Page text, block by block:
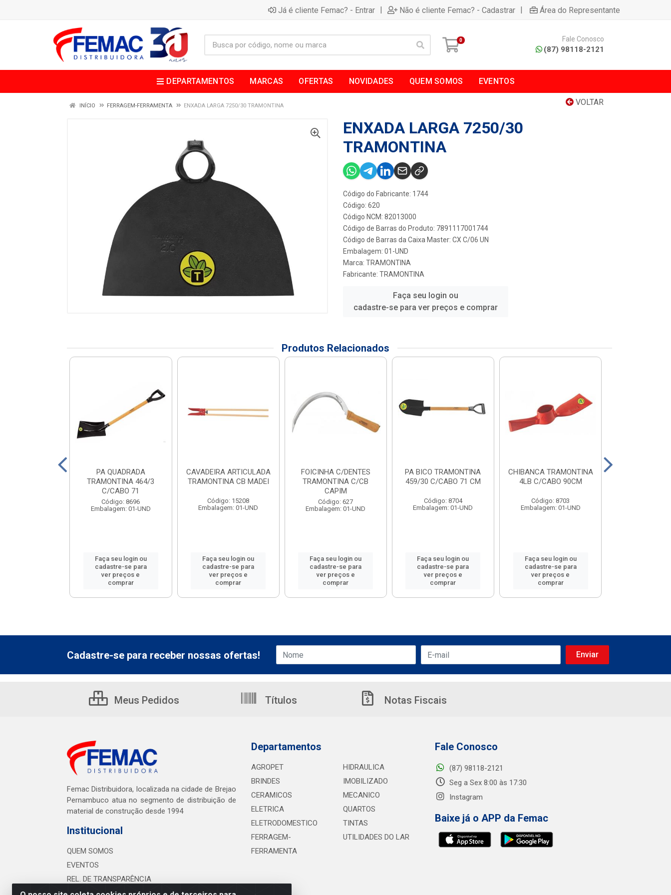
Já é cliente Femac? - Entrar | Não é cliente Femac? - Cadastrar | Área do Representante
0 Fale Conosco
(87) 98118-2121
DEPARTAMENTOS MARCAS OFERTAS NOVIDADES QUEM SOMOS EVENTOS
VOLTAR
INÍCIO FERRAGEM-FERRAMENTA ENXADA LARGA 7250/30 TRAMONTINA
ENXADA LARGA 7250/30
TRAMONTINA
Código do Fabricante: 1744
Código: 620
Código NCM: 82013000
Código de Barras do Produto: 7891117001744
Código de Barras da Caixa Master: CX C/06 UN
Embalagem: 01-UND
Marca: TRAMONTINA
Fabricante: TRAMONTINA
Faça seu login ou
cadastre-se para ver preços e comprar
Produtos Relacionados
PA QUADRADA
TRAMONTINA 464/3
C/CABO 71
Código: 8696
Embalagem: 01-UND
Faça seu login ou
cadastre-se para
ver preços e
comprar
CAVADEIRA ARTICULADA
TRAMONTINA CB MADEI
Código: 15208
Embalagem: 01-UND
Faça seu login ou
cadastre-se para
ver preços e
comprar
FOICINHA C/DENTES
TRAMONTINA C/CB
CAPIM
Código: 627
Embalagem: 01-UND
Faça seu login ou
cadastre-se para
ver preços e
comprar
PA BICO TRAMONTINA
459/30 C/CABO 71 CM
Código: 8704
Embalagem: 01-UND
Faça seu login ou
cadastre-se para
ver preços e
comprar
CHIBANCA TRAMONTINA
4LB C/CABO 90CM
Código: 8703
Embalagem: 01-UND
Faça seu login ou
cadastre-se para
ver preços e
comprar
Cadastre-se para receber nossas ofertas!
Meus Pedidos Títulos Notas Fiscais
Femac Distribuidora, localizada na cidade de Brejao
Pernambuco atua no segmento de distribuição de
material de construção desde 1994
Institucional
QUEM SOMOS
EVENTOS
REL. DE TRANSPARÊNCIA
Departamentos
AGROPET
BRINDES
CERAMICOS
ELETRICA
ELETRODOMESTICO
FERRAGEM-
FERRAMENTA
HIDRAULICA
IMOBILIZADO
MECANICO
QUARTOS
TINTAS
UTILIDADES DO LAR
Fale Conosco
(87) 98118-2121
Seg a Sex 8:00 às 17:30
Instagram
Baixe já o APP da Femac